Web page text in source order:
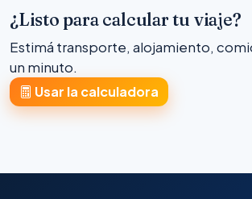
¿Listo para calcular tu viaje?
Estimá transporte, alojamiento,
un minuto.
Usar la calculadora